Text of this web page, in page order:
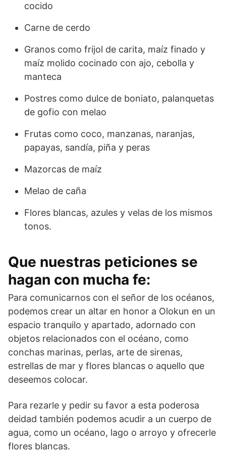
cocido
Carne de cerdo
Granos como frijol de carita, maíz finado y
maíz molido cocinado con ajo, cebolla y
manteca
Postres como dulce de boniato, palanquetas
de gofio con melao
Frutas como coco, manzanas, naranjas,
papayas, sandía, piña y peras
Mazorcas de maíz
Melao de caña
Flores blancas, azules y velas de los mismos
tonos.
Que nuestras peticiones se
hagan con mucha fe:
Para comunicarnos con el señor de los océanos,
podemos crear un altar en honor a Olokun en un
espacio tranquilo y apartado, adornado con
objetos relacionados con el océano, como
conchas marinas, perlas, arte de sirenas,
estrellas de mar y flores blancas o aquello que
deseemos colocar.
Para rezarle y pedir su favor a esta poderosa
deidad también podemos acudir a un cuerpo de
agua, como un océano, lago o arroyo y ofrecerle
flores blancas.